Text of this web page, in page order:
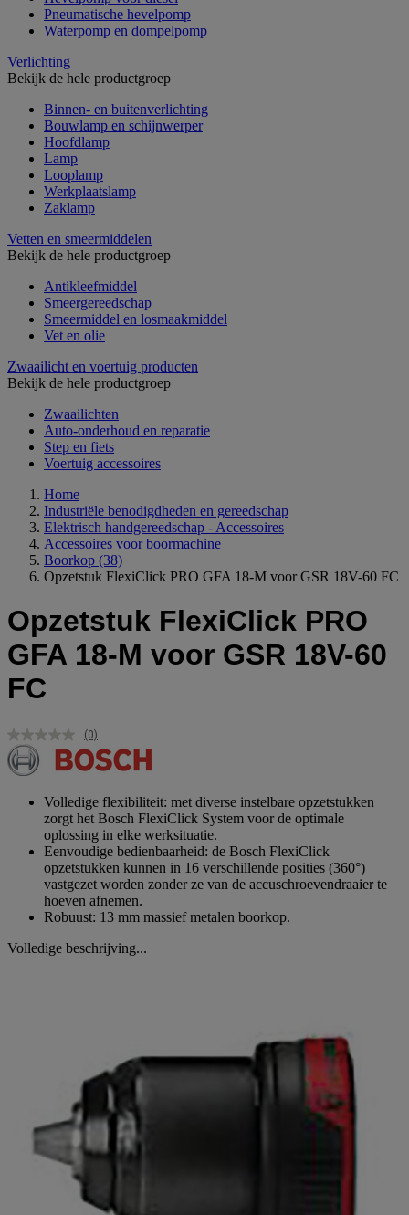
Pneumatische hevelpomp
Waterpomp en dompelpomp
Verlichting
Bekijk de hele productgroep
Binnen- en buitenverlichting
Bouwlamp en schijnwerper
Hoofdlamp
Lamp
Looplamp
Werkplaatslamp
Zaklamp
Vetten en smeermiddelen
Bekijk de hele productgroep
Antikleefmiddel
Smeergereedschap
Smeermiddel en losmaakmiddel
Vet en olie
Zwaailicht en voertuig producten
Bekijk de hele productgroep
Zwaailichten
Auto-onderhoud en reparatie
Step en fiets
Voertuig accessoires
Home
Industriële benodigdheden en gereedschap
Elektrisch handgereedschap - Accessoires
Accessoires voor boormachine
Boorkop (38)
Opzetstuk FlexiClick PRO GFA 18-M voor GSR 18V-60 FC
Opzetstuk FlexiClick PRO
GFA 18-M voor GSR 18V-60
FC
Geen
scorewaarde.
Dezelfde
(0)
Volledige flexibiliteit: met diverse instelbare opzetstukken
zorgt het Bosch FlexiClick System voor de optimale
oplossing in elke werksituatie.
Eenvoudige bedienbaarheid: de Bosch FlexiClick
opzetstukken kunnen in 16 verschillende posities (360°)
vastgezet worden zonder ze van de accuschroevendraaier te
hoeven afnemen.
Robuust: 13 mm massief metalen boorkop.
Volledige beschrijving...